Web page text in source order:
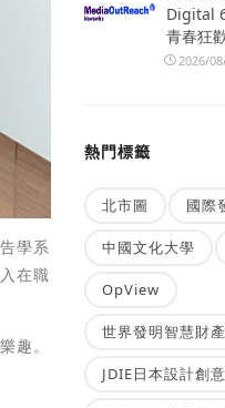
學系
在職
趣。
Digital
青春狂
2026/
熱門標籤
北市圖 國際
中國文化大學
OpView
世界發明智慧財
JDIE日本設計創